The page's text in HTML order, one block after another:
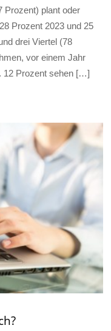
Prozent) plant oder
Prozent 2023 und 25
drei Viertel (78
vor einem Jahr
12 Prozent sehen […]